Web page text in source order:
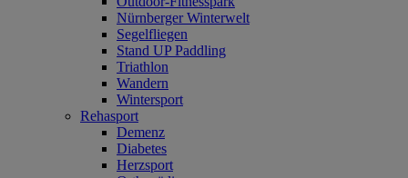
Nürnberger Winterwelt
Segelfliegen
Stand UP Paddling
Triathlon
Wandern
Wintersport
Rehasport
Demenz
Diabetes
Herzsport